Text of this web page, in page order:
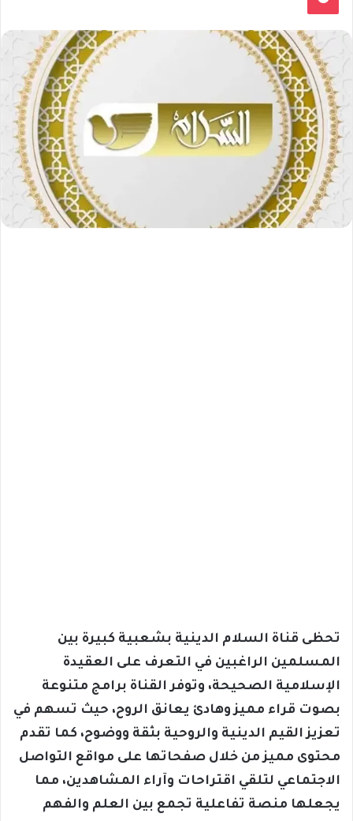
تحظى قناة السلام الدينية بشعبية كبيرة بين
المسلمين الراغبين في التعرف على العقيدة
الإسلامية الصحيحة، وتوفر القناة برامج متنوعة
بصوت قراء مميز وهادئ يعانق الروح، حيث تسهم في
تعزيز القيم الدينية والروحية بثقة ووضوح، كما تقدم
محتوى مميز من خلال صفحاتها على مواقع التواصل
الاجتماعي لتلقي اقتراحات وآراء المشاهدين، مما
يجعلها منصة تفاعلية تجمع بين العلم والفهم